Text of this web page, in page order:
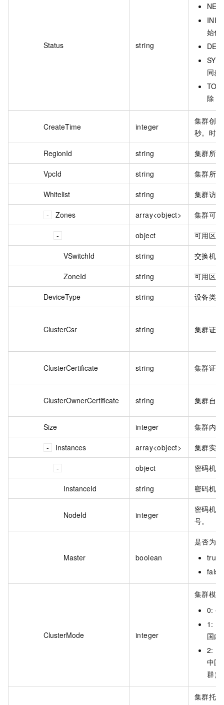
Status string
始化
同步
除
CreateTime integer
集群创
秒。时
RegionId string 集群所
VpcId string 集群所
Whitelist string 集群访
Zones array<object> 集群可
object 可用区。
VSwitchId string 交换机
ZoneId string 可用区
DeviceType string 设备类
ClusterCsr string 集群证
ClusterCertificate string 集群证
ClusterOwnerCertificate string 集群自
Size integer 集群内
Instances array<object> 集群实
object 密码机
InstanceId string 密码机
NodeId integer
密码机
号。
Master boolean
是否为
true
ClusterMode integer
集群模
0:
1:
国内
2:
中国
群）
集群托